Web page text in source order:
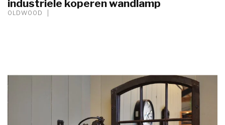
industriele koperen wandlamp
OLDWOOD